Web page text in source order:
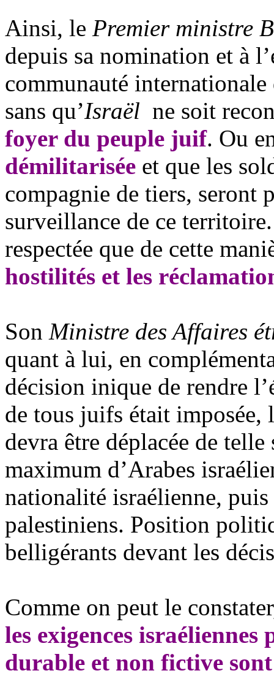
Ainsi, le Premier ministre
depuis sa nomination et à
communauté internationale
sans qu’Israël ne soit
foyer du peuple juif. Ou
démilitarisée et que les
compagnie de tiers, seront
surveillance de ce
respectée que de cette
hostilités et les
Son Ministre des Affaires
quant à lui, en
décision inique de rendre
de tous juifs était imposée,
devra être déplacée de
maximum d’Arabes
nationalité israélienne,
palestiniens. Position
belligérants devant les
Comme on peut le
les exigences
durable et non fictive